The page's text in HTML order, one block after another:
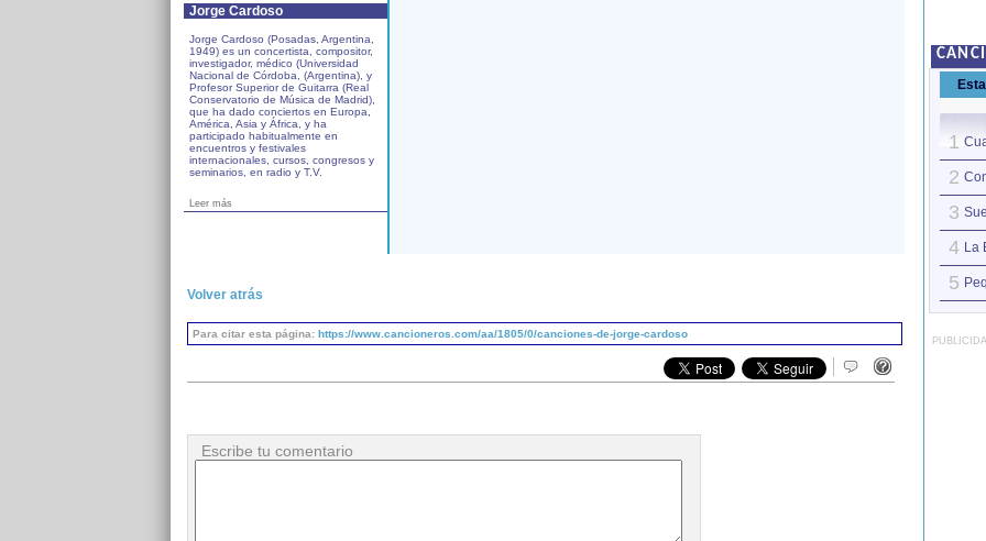
Jorge Cardoso
Jorge Cardoso (Posadas, Argentina,
1949) es un concertista, compositor,
investigador, médico (Universidad
Nacional de Córdoba, (Argentina), y
Profesor Superior de Guitarra (Real
Conservatorio de Música de Madrid),
que ha dado conciertos en Europa,
América, Asia y África, y ha
participado habitualmente en
encuentros y festivales
internacionales, cursos, congresos y
seminarios, en radio y T.V.
Leer más
Volver atrás
Para citar esta página: https://www.cancioneros.com/aa/1805/0/canciones-de-jorge-cardoso
Escribe tu comentario
1
2
3
4 La
5